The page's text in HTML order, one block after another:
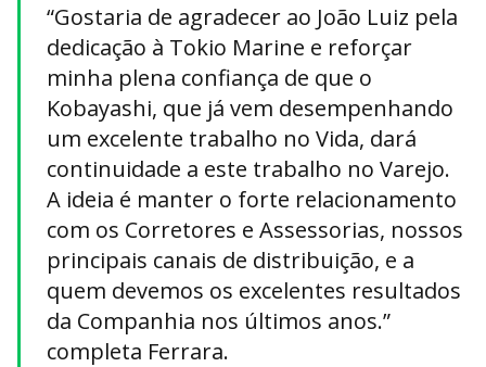
“Gostaria de agradecer ao João Luiz pela
dedicação à Tokio Marine e reforçar
minha plena confiança de que o
Kobayashi, que já vem desempenhando
um excelente trabalho no Vida, dará
continuidade a este trabalho no Varejo.
A ideia é manter o forte relacionamento
com os Corretores e Assessorias, nossos
principais canais de distribuição, e a
quem devemos os excelentes resultados
da Companhia nos últimos anos.”
completa Ferrara.